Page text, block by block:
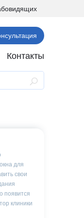
Контакты
для
свои
появится
клиники